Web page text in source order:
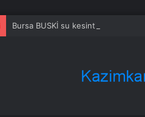
Bursa BUSKİ su kesintisi! 22-23